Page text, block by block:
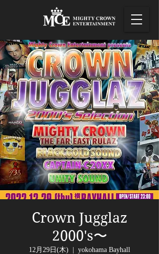
Crown Jugglaz
2000's〜
12月29日(木) yokohama Bayhall